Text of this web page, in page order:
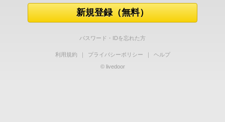
新規登録（無料）
パスワード・IDを忘れた方
利用規約 ｜ プライバシーポリシー ｜
ヘルプ
© livedoor